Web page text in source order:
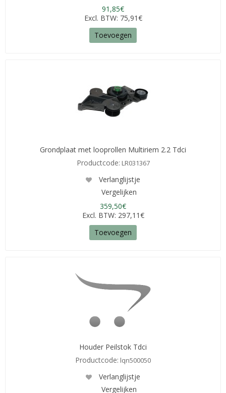
91,85€
Excl. BTW: 75,91€
Toevoegen
Grondplaat met looprollen Multiriem 2.2 Tdci
Productcode: LR031367
Verlanglijstje
Vergelijken
359,50€
Excl. BTW: 297,11€
Toevoegen
Houder Peilstok Tdci
Productcode: lqn500050
Verlanglijstje
Vergelijken